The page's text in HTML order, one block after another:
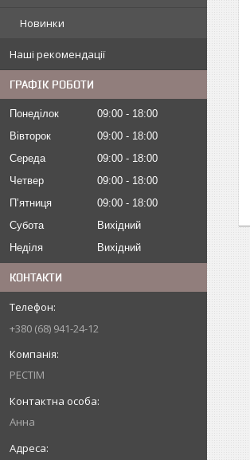
Новинки
Наші рекомендації
ГРАФІК РОБОТИ
Понеділок 09:00
18:00
Вівторок
09:00
18:00
Середа
09:00
18:00
Четвер
09:00
18:00
Пʼятниця
09:00
18:00
Субота
Вихідний
Неділя
Вихідний
КОНТАКТИ
+380 (68) 941-24-12
РЕСТІМ
Анна